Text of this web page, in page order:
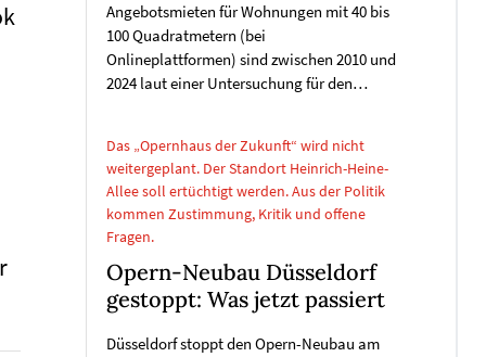
Angebotsmieten für Wohnungen mit 40 bis
100 Quadratmetern (bei
Onlineplattformen) sind zwischen 2010 und
2024 laut einer Untersuchung für den…
Das „Opernhaus der Zukunft“ wird nicht
weitergeplant. Der Standort Heinrich-Heine-
Allee soll ertüchtigt werden. Aus der Politik
kommen Zustimmung, Kritik und offene
Fragen.
Opern-Neubau Düsseldorf
gestoppt: Was jetzt passiert
Düsseldorf stoppt den Opern-Neubau am